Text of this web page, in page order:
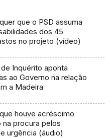
que o PSD assuma
dos 45
no projeto (vídeo)
Inquérito aponta
ao Governo na relação
a Madeira
houve acréscimo
na procura pelos
urgência (áudio)